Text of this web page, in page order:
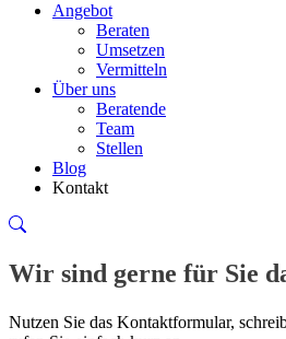
Angebot
Beraten
Umsetzen
Vermitteln
Über uns
Beratende
Team
Stellen
Blog
Kontakt
Wir sind gerne für Sie
Nutzen Sie das Kontaktformular,